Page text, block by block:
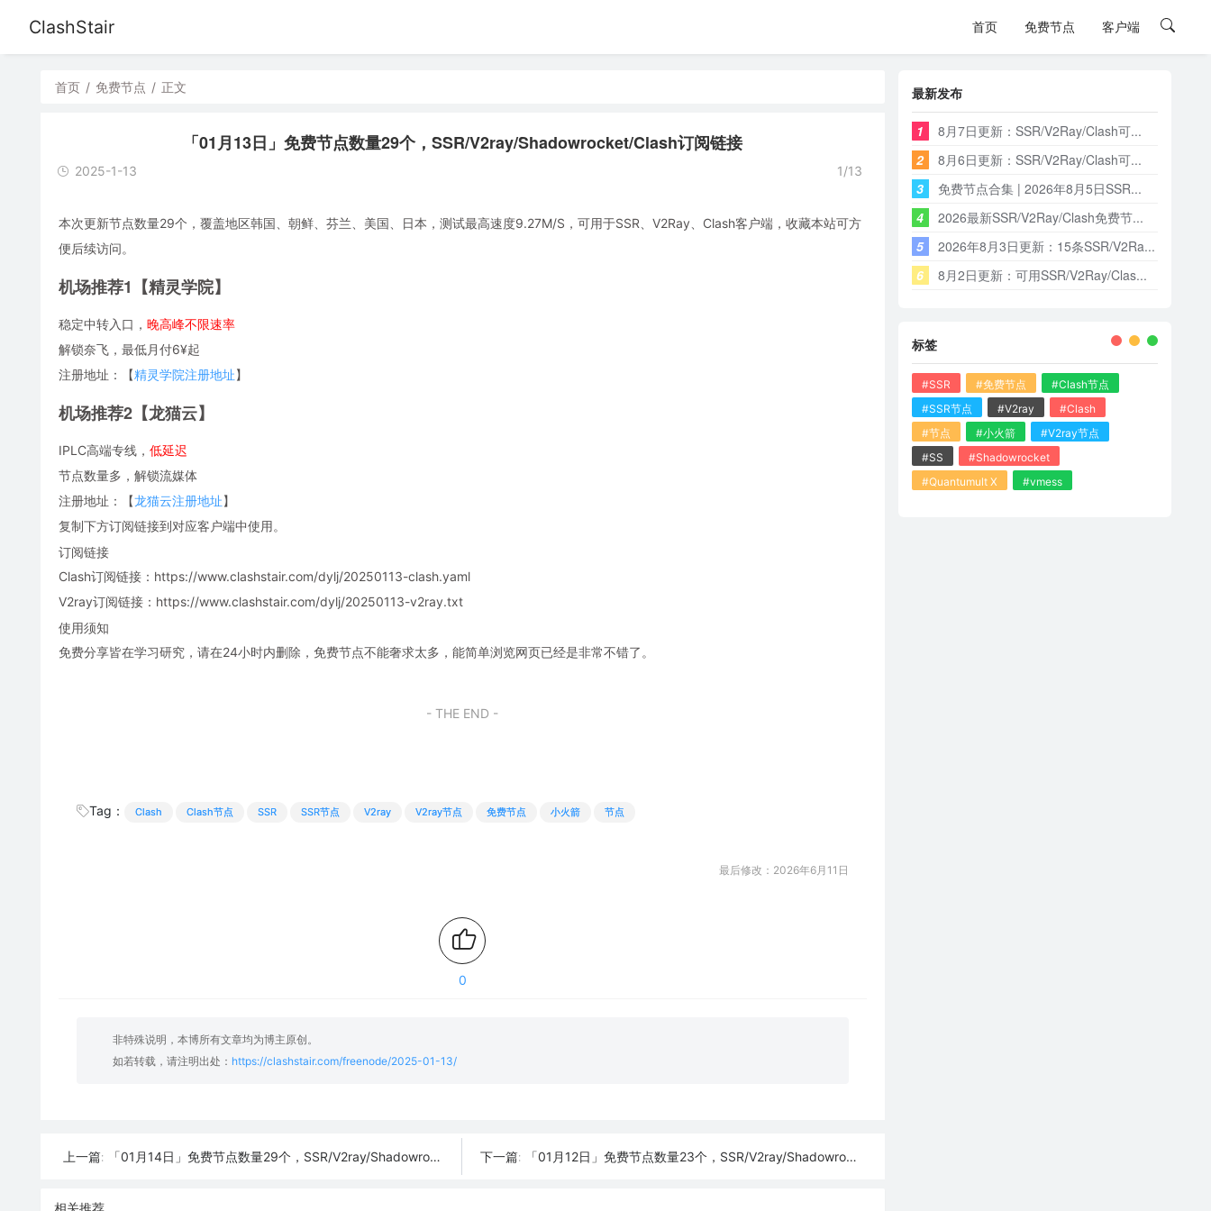
ClashStair 首页 免费节点 客户端
首页 / 免费节点 / 正文
「01月13日」免费节点数量29个，SSR/V2ray/Shadowrocket/Clash订阅链接
2025-1-13 1/13
本次更新节点数量29个，覆盖地区韩国、朝鲜、芬兰、美国、日本，测试最高速度9.27M/S，可用于SSR、V2Ray、Clash客户端，收藏本站可方
便后续访问。
机场推荐1【精灵学院】
稳定中转入口， 晚高峰不限速率
解锁奈飞，最低月付6¥起
注册地址：【精灵学院注册地址】
机场推荐2【龙猫云】
IPLC高端专线， 低延迟
节点数量多，解锁流媒体
注册地址：【龙猫云注册地址】
复制下方订阅链接到对应客户端中使用。
订阅链接
Clash订阅链接：https://www.clashstair.com/dylj/20250113-clash.yaml
V2ray订阅链接：https://www.clashstair.com/dylj/20250113-v2ray.txt
使用须知
免费分享皆在学习研究，请在24小时内删除，免费节点不能奢求太多，能简单浏览网页已经是非常不错了。
- THE END -
Tag： Clash Clash节点 SSR SSR节点 V2ray V2ray节点 免费节点 小火箭 节点
最后修改：2026年6月11日
0
非特殊说明，本博所有文章均为博主原创。
如若转载，请注明出处： https://clashstair.com/freenode/2025-01-13/
上一篇: 「01月14日」免费节点数量29个，SSR/V2ray/Shadowrocket/Clash订阅链接 下一篇: 「01月12日」免费节点数量23个，SSR/V2ray/Shadowrocket/Clash订阅链接
相关推荐
最新发布
1
8月7日更新：SSR/V2Ray/Clash可...
2
8月6日更新：SSR/V2Ray/Clash可...
3
免费节点合集 | 2026年8月5日SSR...
4
2026最新SSR/V2Ray/Clash免费节...
5
2026年8月3日更新：15条SSR/V2Ra...
6
8月2日更新：可用SSR/V2Ray/Clas...
标签
#SSR #免费节点
#Clash节点
#SSR节点
#V2ray
#Clash
#节点
#小火箭
#V2ray节点
#SS
#Shadowrocket
#Quantumult X
#vmess